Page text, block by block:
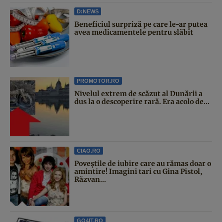
D:NEWS
Beneficiul surpriză pe care le-ar putea
avea medicamentele pentru slăbit
PROMOTOR.RO
Nivelul extrem de scăzut al Dunării a
dus la o descoperire rară. Era acolo de...
CIAO.RO
Poveştile de iubire care au rămas doar o
amintire! Imagini tari cu Gina Pistol,
Răzvan...
GO4IT.RO